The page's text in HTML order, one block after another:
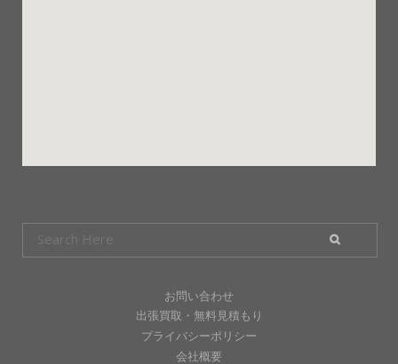
お問い合わせ
出張買取・無料見積もり
プライバシーポリシー
会社概要